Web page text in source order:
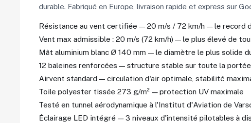
durable. Fabriqué en Europe, livraison rapide et express sur
Résistance au vent certifiée — 20 m/s / 72 km/h — le record
Vent max admissible : 20 m/s (72 km/h) — le plus élevé de
Mât aluminium blanc Ø 140 mm — le diamètre le plus solide
12 baleines renforcées — structure stable sur toute la
Airvent standard — circulation d'air optimale, stabilité
Toile polyester tissée 273 g/m² — protection UV maximale
Testé en tunnel aérodynamique à l'Institut d'Aviation de
Éclairage LED intégré — 3 niveaux d'intensité pilotables à